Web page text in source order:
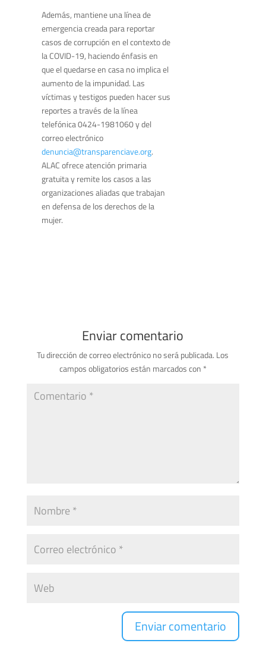
Además, mantiene una línea de
emergencia creada para reportar
casos de corrupción en el contexto de
la COVID-19, haciendo énfasis en
que el quedarse en casa no implica el
aumento de la impunidad. Las
víctimas y testigos pueden hacer sus
reportes a través de la línea
telefónica 0424-1981060 y del
correo electrónico
denuncia@transparenciave.org.
ALAC ofrece atención primaria
gratuita y remite los casos a las
organizaciones aliadas que trabajan
en defensa de los derechos de la
mujer.
Enviar comentario
Tu dirección de correo electrónico no será publicada. Los
campos obligatorios están marcados con *